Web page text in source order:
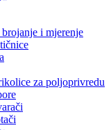
i mjerenje
za poljoprivredu